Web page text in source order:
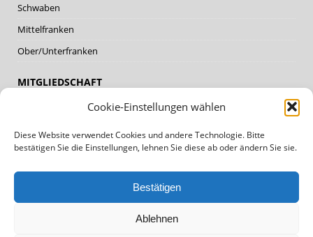
Cookie-Einstellungen wählen
Diese Website verwendet Cookies und andere Technologie. Bitte
bestätigen Sie die Einstellungen, lehnen Sie diese ab oder ändern Sie sie.
Bestätigen
Ablehnen
Schwaben
Mittelfranken
Ober/Unterfranken
MITGLIEDSCHAFT
Mitglied werden
Datenschutz